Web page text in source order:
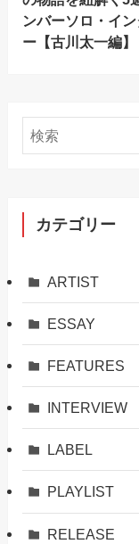
ンバーソロ・イ
ー【古川太一編】
カテゴリー
ARTIST
ESSAY
FEATURES
INTERVIEW
LABEL
PLAYLIST
RELEASE